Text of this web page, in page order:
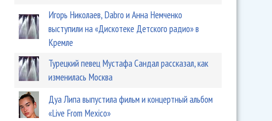
Игорь Николаев, Dabro и Анна Немченко
выступили на «Дискотеке Детского радио» в
Кремле
Турецкий певец Мустафа Сандал рассказал, как
изменилась Москва
Дуа Липа выпустила фильм и концертный альбом
«Live From Mexico»